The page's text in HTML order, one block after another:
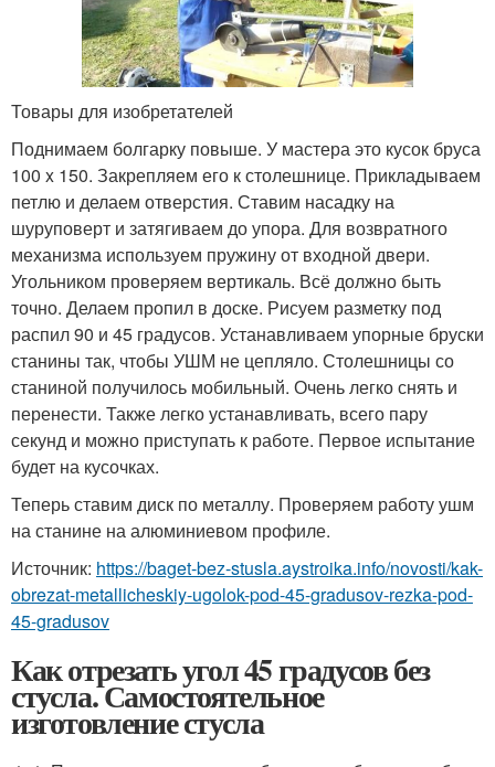
Товары для изобретателей
Поднимаем болгарку повыше. У мастера это кусок бруса
100 x 150. Закрепляем его к столешнице. Прикладываем
петлю и делаем отверстия. Ставим насадку на
шуруповерт и затягиваем до упора. Для возвратного
механизма используем пружину от входной двери.
Угольником проверяем вертикаль. Всё должно быть
точно. Делаем пропил в доске. Рисуем разметку под
распил 90 и 45 градусов. Устанавливаем упорные бруски
станины так, чтобы УШМ не цепляло. Столешницы со
станиной получилось мобильный. Очень легко снять и
перенести. Также легко устанавливать, всего пару
секунд и можно приступать к работе. Первое испытание
будет на кусочках.
Теперь ставим диск по металлу. Проверяем работу ушм
на станине на алюминиевом профиле.
Источник: https://baget-bez-stusla.aystroika.info/novosti/kak-
obrezat-metallicheskiy-ugolok-pod-45-gradusov-rezka-pod-
45-gradusov
Как отрезать угол 45 градусов без
стусла. Самостоятельное
изготовление стусла